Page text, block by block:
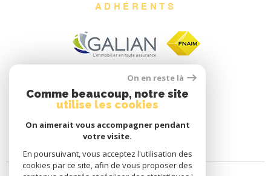
ADHÉRENTS
On en reste là
Comme beaucoup, notre site
utilise les cookies
On aimerait vous accompagner pendant
votre visite.
En poursuivant, vous acceptez l'utilisation des
cookies par ce site, afin de vous proposer des